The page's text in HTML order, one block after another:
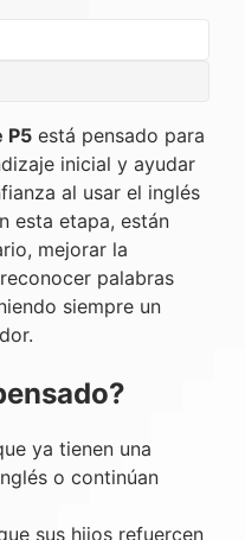
P5 está pensado para
inicial y ayudar
al usar el inglés
esta etapa, están
mejorar la
palabras
siempre un
ya tienen una
o continúan
sus hijos refuercen